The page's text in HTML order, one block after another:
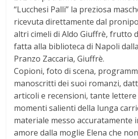
“Lucchesi Palli” la preziosa
ricevuta direttamente dal
altri cimeli di Aldo Giuffrè, frutto
fatta alla biblioteca di Napoli
Pranzo Zaccaria, Giuffrè.
Copioni, foto di scena,
manoscritti dei suoi romanzi,
articoli e recensioni, tante
momenti salienti della lunga
materiale messo accuratamente
amore dalla moglie Elena che